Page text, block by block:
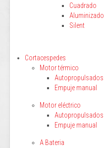
Cuadrado
Aluminizado
Silent
Cortacespedes
Motor térmico
Autopropulsados
Empuje manual
Motor eléctrico
Autopropulsados
Empuje manual
A Bateria